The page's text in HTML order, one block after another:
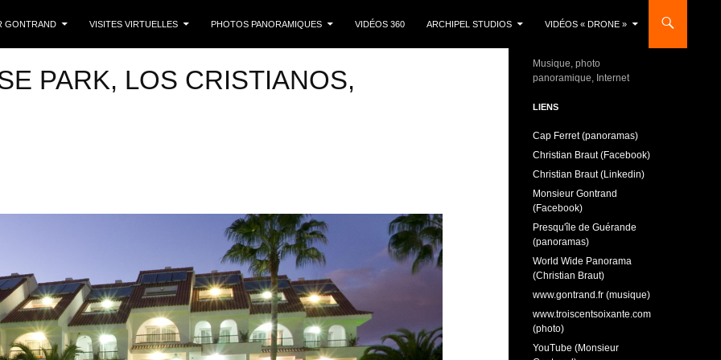
GONTRAND
VISITES VIRTUELLES PHOTOS PANORAMIQUES VIDÉOS 360 ARCHIPEL STUDIOS VIDÉOS « DRONE »
PARK, LOS CRISTIANOS,
Musique, photo
panoramique, Internet
LIENS
Cap Ferret (panoramas)
Christian Braut (Facebook)
Christian Braut (Linkedin)
Monsieur Gontrand
(Facebook)
Presqu'île de Guérande
(panoramas)
World Wide Panorama
(Christian Braut)
www.gontrand.fr (musique)
www.troiscentsoixante.com
(photo)
YouTube (Monsieur